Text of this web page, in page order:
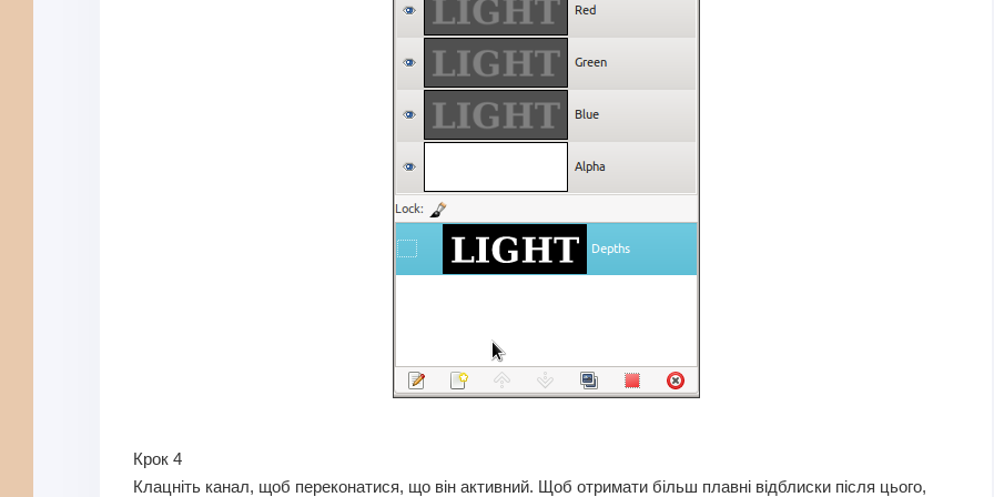
Крок 4
Клацніть канал, щоб переконатися, що він активний. Щоб отримати більш плавні відблиски після цього,